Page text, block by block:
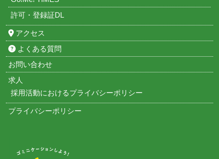
許可・登録証DL
アクセス
よくある質問
お問い合わせ
求人
採用活動におけるプライバシーポリシー
プライバシーポリシー